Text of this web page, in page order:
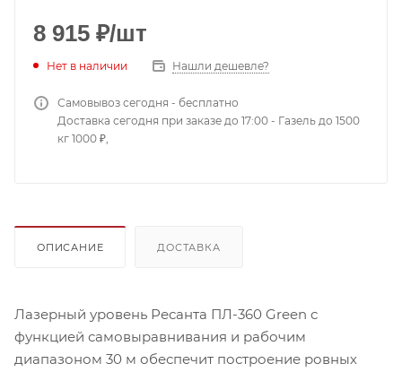
8 915 ₽/шт
Нет в наличии Нашли дешевле?
Самовывоз сегодня - бесплатно
Доставка сегодня при заказе до 17:00 - Газель до 1500
кг 1000 ₽,
ОПИСАНИЕ ДОСТАВКА
Лазерный уровень Ресанта ПЛ-360 Green с
функцией самовыравнивания и рабочим
диапазоном 30 м обеспечит построение ровных